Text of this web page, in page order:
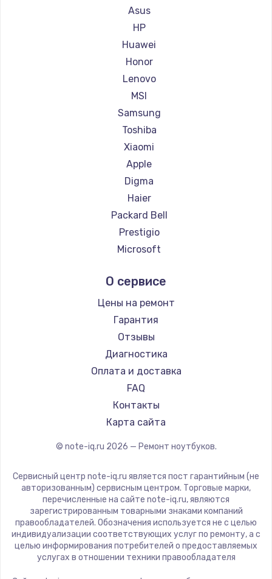
Ремонт ноутбуков Aorus
Ремонт ноутбуков Maibenben
Ремонт ноутбуков Getac
Ремонт ноутбуков Epson
Ремонт ноутбуков Philips
Ремонт ноутбуков LG
Ремонт ноутбуков Panasonic
Ремонт ноутбуков Irbis
Ремонт ноутбуков Thunderobot
Ремонт ноутбуков Hasee
Ремонт ноутбуков ZTE
Ремонт ноутбуков Hiper
Ремонт ноутбуков Evga
Ремонт ноутбуков Google
Ремонт ноутбуков Echips
Ремонт ноутбуков Predator
Ремонт ноутбуков iru
Ремонт ноутбуков Machenike
Ремонт ноутбуков DEXP
Ремонт ноутбуков Teclast
Ремонт ноутбуков CHUWI
Ремонт ноутбуков Colorful
Asus
HP
Huawei
Honor
Lenovo
MSI
Samsung
Toshiba
Xiaomi
Apple
Digma
Haier
Packard Bell
Prestigio
Microsoft
Aquarius
Gigabyte
Aorus
Maibenben
Getac
Epson
Philips
LG
Panasonic
ZTE
Hiper
Evga
Google
Echips
О сервисе
Цены на ремонт
Гарантия
Отзывы
Диагностика
Оплата и доставка
FAQ
Контакты
Карта сайта
© note-iq.ru 2026 — Ремонт ноутбуков.
Сервисный центр note-iq.ru является пост гарантийным (не
авторизованным) сервисным центром. Торговые марки,
перечисленные на сайте note-iq.ru, являются
зарегистрированным товарными знаками компаний
правообладателей. Обозначения используется не с целью
индивидуализации соответствующих услуг по ремонту, а с
целью информирования потребителей о предоставляемых
услугах в отношении техники правообладателя